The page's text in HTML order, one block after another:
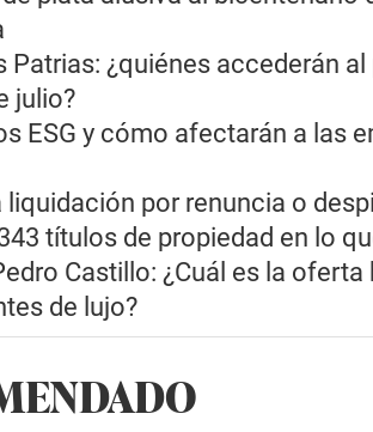
Patrias: ¿quiénes accederán
julio?
ESG y cómo afectarán a las
por renuncia o
títulos de propiedad en lo
Castillo: ¿Cuál es la oferta
de lujo?